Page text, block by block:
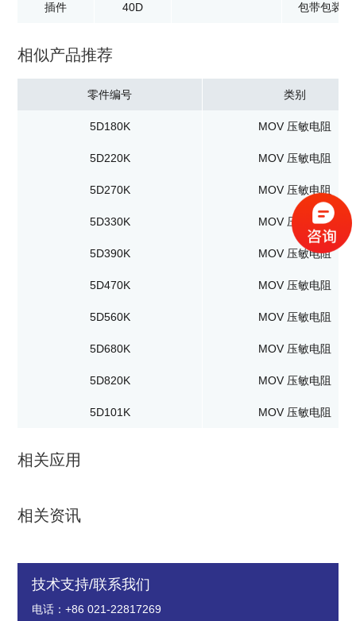
插件 40D 包带包装
相似产品推荐
零件编号 类别
5D180K MOV 压敏电阻
5D220K MOV 压敏电阻
5D270K MOV 压敏电阻
5D330K MOV 压敏电阻
5D390K MOV 压敏电阻
5D470K MOV 压敏电阻
5D560K MOV 压敏电阻
5D680K MOV 压敏电阻
5D820K MOV 压敏电阻
5D101K MOV 压敏电阻
相关应用
相关资讯
技术支持/联系我们
电话：+86 021-22817269